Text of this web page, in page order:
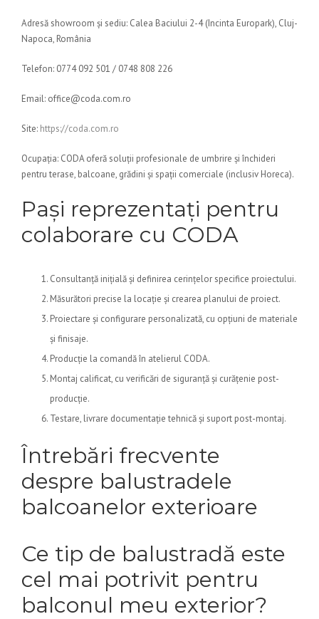
Adresă showroom și sediu: Calea Baciului 2-4 (Incinta Europark), Cluj-
Napoca, România
Telefon: 0774 092 501 / 0748 808 226
Email: office@coda.com.ro
Site: https://coda.com.ro
Ocupația: CODA oferă soluții profesionale de umbrire și închideri
pentru terase, balcoane, grădini și spații comerciale (inclusiv Horeca).
Pași reprezentați pentru
colaborare cu CODA
Consultanță inițială și definirea cerințelor specifice proiectului.
Măsurători precise la locație și crearea planului de proiect.
Proiectare și configurare personalizată, cu opțiuni de materiale
și finisaje.
Producție la comandă în atelierul CODA.
Montaj calificat, cu verificări de siguranță și curățenie post-
producție.
Testare, livrare documentație tehnică și suport post-montaj.
Întrebări frecvente
despre balustradele
balcoanelor exterioare
Ce tip de balustradă este
cel mai potrivit pentru
balconul meu exterior?